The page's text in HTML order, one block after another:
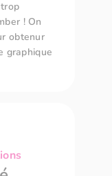
! On
obtenur
graphique